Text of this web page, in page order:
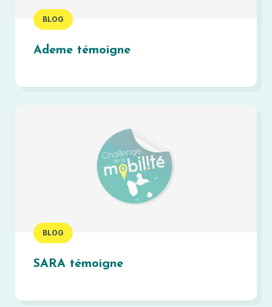
BLOG
Ademe témoigne
BLOG
SARA témoigne